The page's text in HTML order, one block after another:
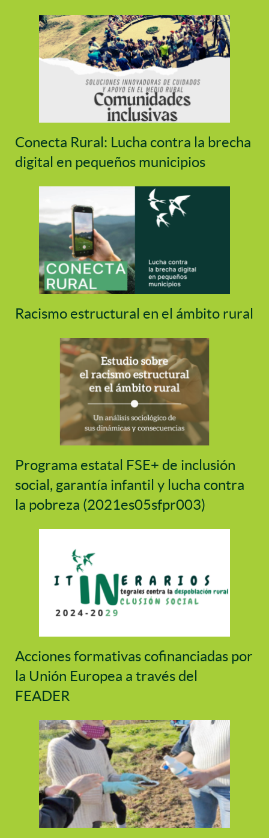
Conecta Rural: Lucha contra la brecha
digital en pequeños municipios
Racismo estructural en el ámbito rural
Programa estatal FSE+ de inclusión
social, garantía infantil y lucha contra
la pobreza (2021es05sfpr003)
Acciones formativas cofinanciadas por
la Unión Europea a través del
FEADER